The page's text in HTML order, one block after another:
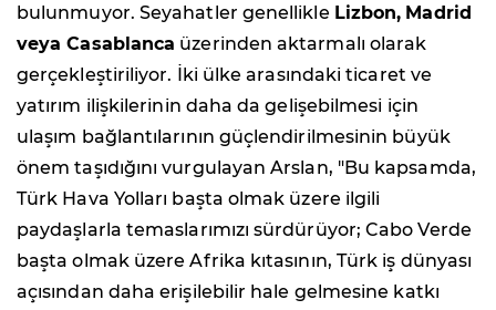
bulunmuyor. Seyahatler genellikle Lizbon, Madrid
veya Casablanca üzerinden aktarmalı olarak
gerçekleştiriliyor. İki ülke arasındaki ticaret ve
yatırım ilişkilerinin daha da gelişebilmesi için
ulaşım bağlantılarının güçlendirilmesinin büyük
önem taşıdığını vurgulayan Arslan, "Bu kapsamda,
Türk Hava Yolları başta olmak üzere ilgili
paydaşlarla temaslarımızı sürdürüyor; Cabo Verde
başta olmak üzere Afrika kıtasının, Türk iş dünyası
açısından daha erişilebilir hale gelmesine katkı